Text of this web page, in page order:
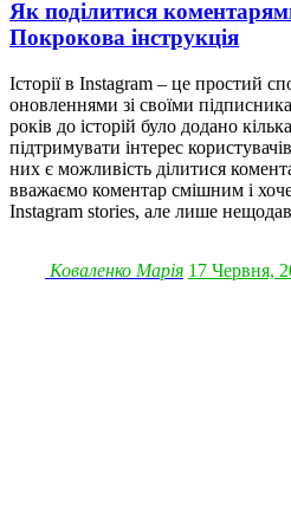
Як поділитися
Покрокова інструкція
Історії в Instagram – це простий
оновленнями зі своїми
років до історій було додано
підтримувати інтерес
них є можливість ділитися
вважаємо коментар смішним і
Instagram stories, але лише
Коваленко Марія 17 Червня,